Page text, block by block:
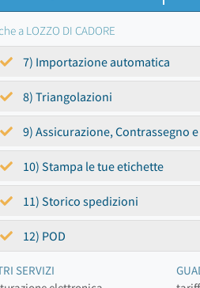
a LOZZO DI CADORE
7) Importazione automatica
8) Triangolazioni
9) Assicurazione, Contrassegno e
10) Stampa le tue etichette
11) Storico spedizioni
12) POD
SERVIZI